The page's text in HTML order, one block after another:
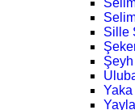
Sille
Yaka